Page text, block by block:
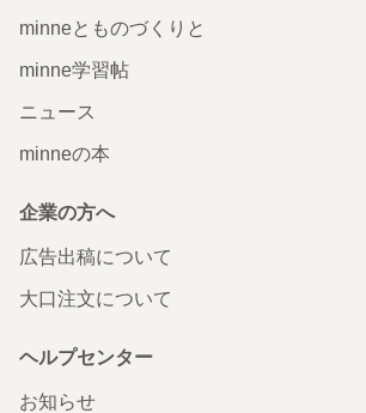
minneとものづくりと
minne学習帖
ニュース
minneの本
企業の方へ
広告出稿について
大口注文について
ヘルプセンター
お知らせ